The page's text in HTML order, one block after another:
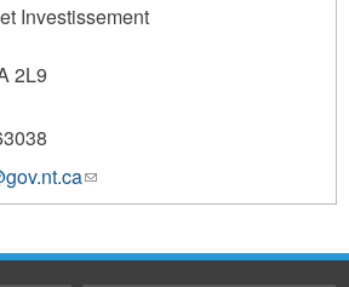
Investissement
2L9
(link
sends
mail)